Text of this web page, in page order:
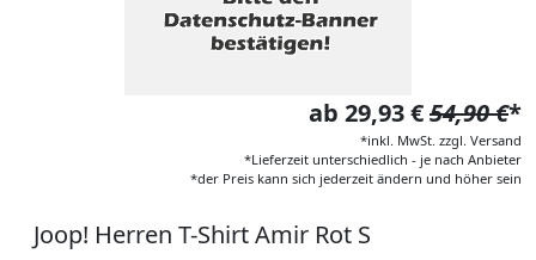
ab 29,93 €54,90 €*
*inkl. MwSt. zzgl. Versand
*Lieferzeit unterschiedlich - je nach Anbieter
*der Preis kann sich jederzeit ändern und höher sein
Joop! Herren T-Shirt Amir Rot S